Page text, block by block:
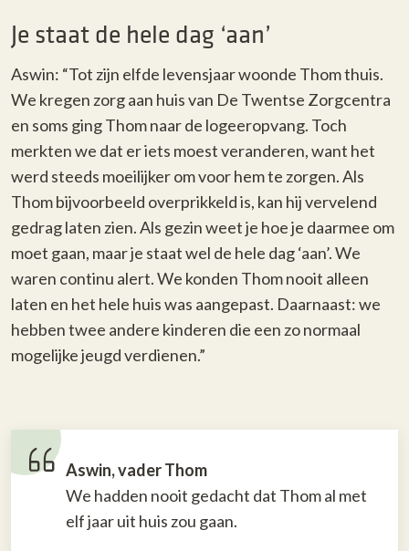
Je staat de hele dag ‘aan’
Aswin: “Tot zijn elfde levensjaar woonde Thom thuis.
We kregen zorg aan huis van De Twentse Zorgcentra
en soms ging Thom naar de logeeropvang. Toch
merkten we dat er iets moest veranderen, want het
werd steeds moeilijker om voor hem te zorgen. Als
Thom bijvoorbeeld overprikkeld is, kan hij vervelend
gedrag laten zien. Als gezin weet je hoe je daarmee om
moet gaan, maar je staat wel de hele dag ‘aan’. We
waren continu alert. We konden Thom nooit alleen
laten en het hele huis was aangepast. Daarnaast: we
hebben twee andere kinderen die een zo normaal
mogelijke jeugd verdienen.”
Aswin, vader Thom
We hadden nooit gedacht dat Thom al met
elf jaar uit huis zou gaan.